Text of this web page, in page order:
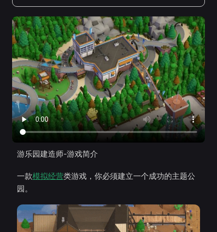
游乐园建造师-游戏简介
一款模拟经营类游戏，你必须建立一个成功的主题公
园。